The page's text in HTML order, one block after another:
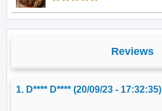
Reviews
1. D**** D**** (20/09/23 - 17:32:35)